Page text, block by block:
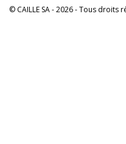
© CAILLE SA - 2026 - Tous droits